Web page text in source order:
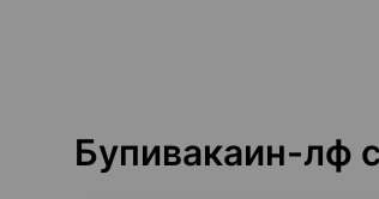
Бупивакаин-лф